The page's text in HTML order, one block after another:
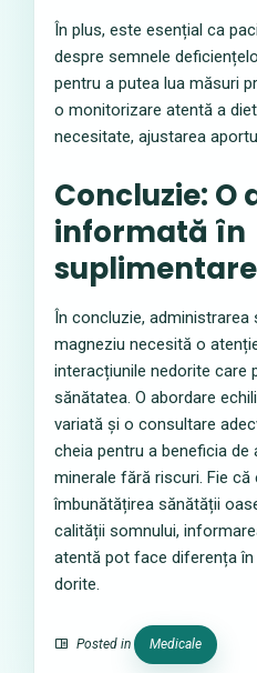
În plus, este esențial ca
despre semnele
pentru a putea lua măsuri
o monitorizare atentă a
necesitate, ajustarea
Concluzie: O
informată în
suplimentare
În concluzie, administrarea
magneziu necesită o
interacțiunile nedorite care
sănătatea. O abordare
variată și o consultare
cheia pentru a beneficia de
minerale fără riscuri. Fie că
îmbunătățirea sănătății
calității somnului,
atentă pot face diferența
dorite.
Posted in Medicale